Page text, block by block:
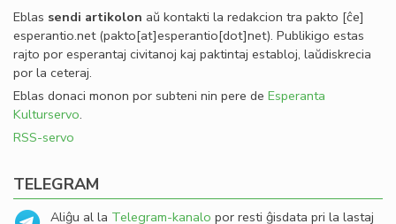
Eblas sendi artikolon aŭ kontakti la redakcion tra pakto [ĉe]
esperantio.net(pakto[at]esperantio[dot]net). Publikigo estas
rajto por esperantaj civitanoj kaj paktintaj establoj, laŭdiskrecia
por la ceteraj.
Eblas donaci monon por subteni nin pere de Esperanta
Kulturservo.
RSS-servo
TELEGRAM
Aliĝu al la Telegram-kanalo por resti ĝisdata pri la lastaj